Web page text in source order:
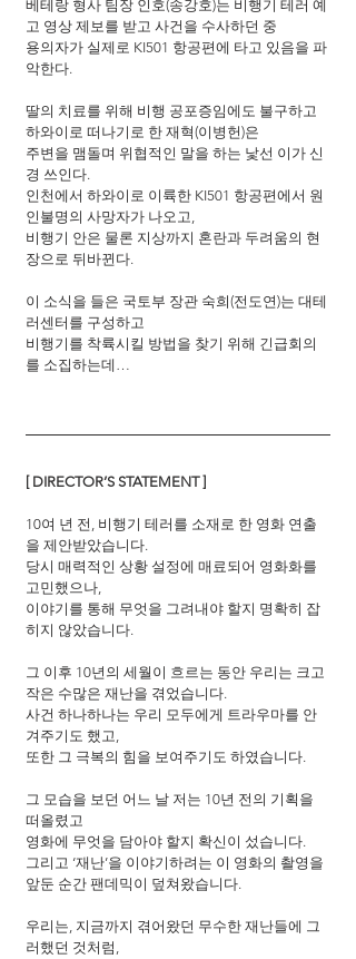
베테랑 형사 팀장 인호(송강호)는 비행기 테러 예
고 영상 제보를 받고 사건을 수사하던 중
용의자가 실제로 KI501 항공편에 타고 있음을 파
악한다.
딸의 치료를 위해 비행 공포증임에도 불구하고
하와이로 떠나기로 한 재혁(이병헌)은
주변을 맴돌며 위협적인 말을 하는 낯선 이가 신
경 쓰인다.
인천에서 하와이로 이륙한 KI501 항공편에서 원
인불명의 사망자가 나오고,
비행기 안은 물론 지상까지 혼란과 두려움의 현
장으로 뒤바뀐다.
이 소식을 들은 국토부 장관 숙희(전도연)는 대테
러센터를 구성하고
비행기를 착륙시킬 방법을 찾기 위해 긴급회의
를 소집하는데…
[ DIRECTOR’S STATEMENT ]
10여 년 전, 비행기 테러를 소재로 한 영화 연출
을 제안받았습니다.
당시 매력적인 상황 설정에 매료되어 영화화를
고민했으나,
이야기를 통해 무엇을 그려내야 할지 명확히 잡
히지 않았습니다.
그 이후 10년의 세월이 흐르는 동안 우리는 크고
작은 수많은 재난을 겪었습니다.
사건 하나하나는 우리 모두에게 트라우마를 안
겨주기도 했고,
또한 그 극복의 힘을 보여주기도 하였습니다.
그 모습을 보던 어느 날 저는 10년 전의 기획을
떠올렸고
영화에 무엇을 담아야 할지 확신이 섰습니다.
그리고 ‘재난’을 이야기하려는 이 영화의 촬영을
앞둔 순간 팬데믹이 덮쳐왔습니다.
우리는, 지금까지 겪어왔던 무수한 재난들에 그
러했던 것처럼,